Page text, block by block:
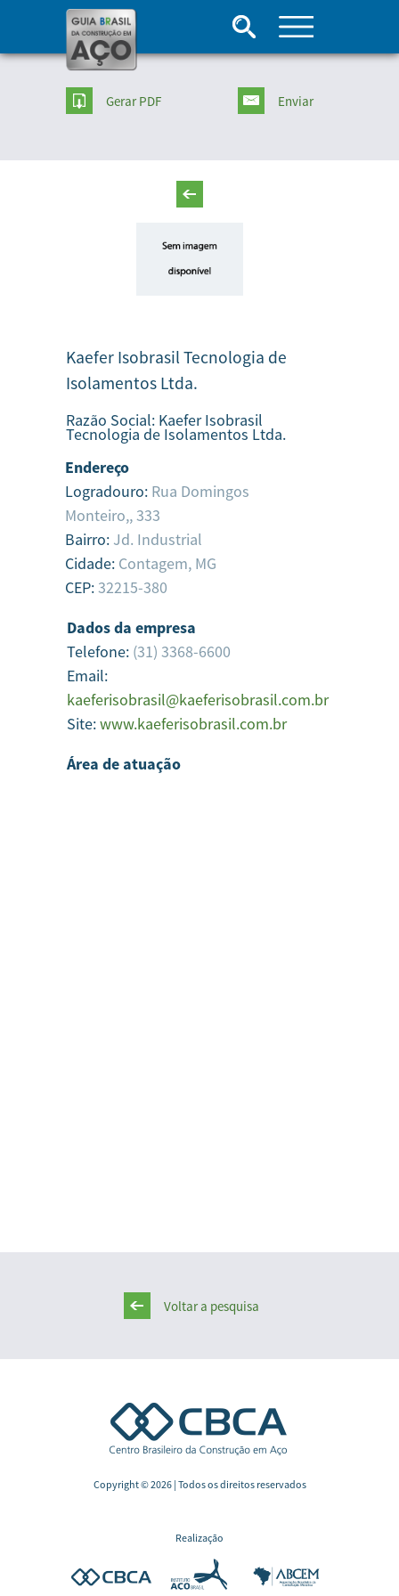
Gerar PDF Enviar
Kaefer Isobrasil Tecnologia de
Isolamentos Ltda.
Razão Social: Kaefer Isobrasil
Tecnologia de Isolamentos Ltda.
Endereço
Logradouro: Rua Domingos
Monteiro,, 333
Bairro: Jd. Industrial
Cidade: Contagem, MG
CEP:32215-380
Dados da empresa
Telefone: (31) 3368-6600
Email:
kaeferisobrasil@kaeferisobrasil.com.br
Site:www.kaeferisobrasil.com.br
Área de atuação
Voltar a pesquisa
Copyright © 2026 | Todos os direitos reservados
Realização